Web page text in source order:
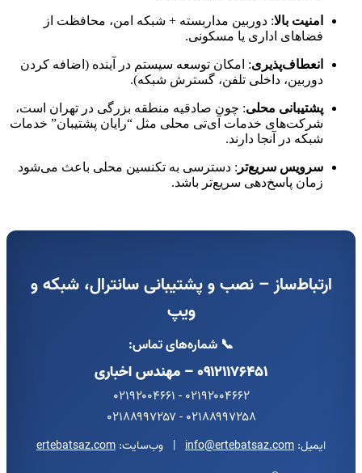
امنیت بالا: دوربین مداربسته + شبکه امن، محافظت از
فضاهای اداری یا مسکونی.
انعطاف‌پذیری: امکان توسعه سیستم در آینده (اضافه کردن
دوربین، داخلی تلفن، گسترش شبکه).
پشتیبانی محلی: چون صادقیه منطقه بزرگی در تهران است،
شرکت‌های خدمات آی‌تی محلی مثل “رایان پشتیبان” خدمات
شبکه در آنجا دارند.
سرویس سریع‌تر : دسترسی به تکنسین محلی باعث می‌شود
زمان پاسخ‌دهی سریع‌تر باشد.
ارتباط‌ساز – نصب و پشتیبانی سانترال، شبکه و
ویپ
📞 شماره‌های تماس:
۰۹۱۲۱۱۷۶۴۵۱ – مهندس اخباری
۰۲۱۹۲۰۰۴۶۶۲ - ۰۲۱۹۲۰۰۴۶۶۱
۰۲۱۸۸۹۹۷۲۵۸ - ۰۲۱۸۸۹۹۷۲۵۷
ایمیل: info@ertebatsaz.com | وب‌سایت: ertebatsaz.com